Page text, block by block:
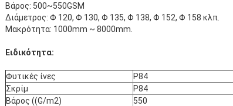
Βάρος: 500~550GSM
Διάμετρος: Φ 120, Φ 130, Φ 135, Φ 138, Φ 152, Φ 158 κλπ.
Μακρότητα: 1000mm ~ 8000mm.
Ειδικότητα:
Φυτικές ίνες
P84
Σκρίμ
P84
Βάρος ((G/m2)
550